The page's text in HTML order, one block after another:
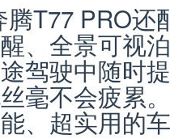
腾T77 PRO还
、全景可视
驾驶中随时
毫不会疲累
、超实用的